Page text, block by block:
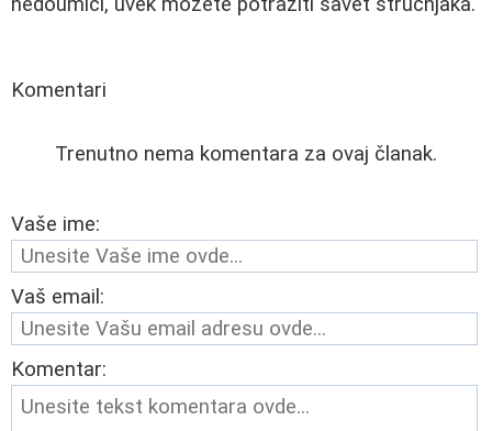
Komentari
Trenutno nema komentara za ovaj članak.
Vaše ime:
Vaš email:
Komentar: